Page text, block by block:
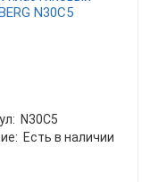
N30C5
N30C5
Есть в наличии